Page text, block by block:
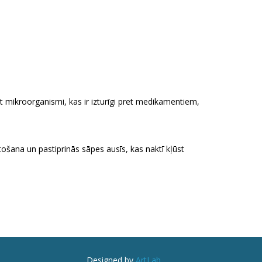
kas ir izturīgi pret medikamentiem,
un pastiprinās sāpes ausīs, kas naktī kļūst